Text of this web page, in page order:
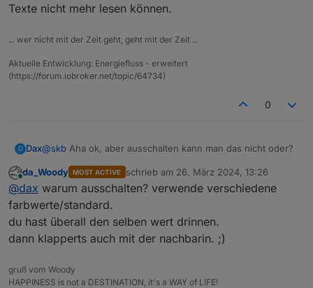
Texte nicht mehr lesen können.
... wer nicht mit der Zeit geht, geht mit der Zeit ...
Aktuelle Entwicklung: Energiefluss - erweitert
(https://forum.iobroker.net/topic/64734)
0
D Dax@skb Aha ok, aber ausschalten kann man das nicht oder?
Online
da_Woody MOST ACTIVE schrieb am 26. März 2024, 13:26
zuletzt editiert von
@dax warum ausschalten? verwende verschiedene
farbwerte/standard.
du hast überall den selben wert drinnen.
dann klapperts auch mit der nachbarin. ;)
gruß vom Woody
HAPPINESS is not a DESTINATION, it's a WAY of LIFE!